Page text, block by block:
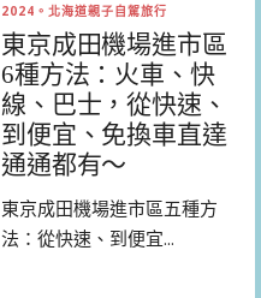
2024。北海道親子自駕旅行
東京成田機場進市區
6種方法：火車、快
線、巴士，從快速、
到便宜、免換車直達
通通都有～
東京成田機場進市區五種方
法：從快速、到便宜...